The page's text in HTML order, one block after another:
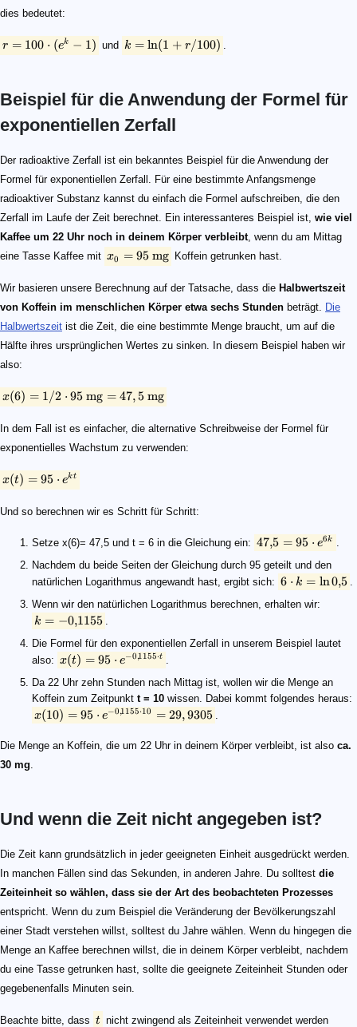
dies bedeutet:
r = 100 ⋅ (ek − 1) und k = ln(1 + r/100) .
Beispiel für die Anwendung der Formel für
exponentiellen Zerfall
Der radioaktive Zerfall ist ein bekanntes Beispiel für die Anwendung der
Formel für exponentiellen Zerfall. Für eine bestimmte Anfangsmenge
radioaktiver Substanz kannst du einfach die Formel aufschreiben, die den
Zerfall im Laufe der Zeit berechnet. Ein interessanteres Beispiel ist, wie viel
Kaffee um 22 Uhr noch in deinem Körper verbleibt, wenn du am Mittag
eine Tasse Kaffee mit
x_0 = 95\ \rm mg
x0 = 95 mg Koffein getrunken hast.
Wir basieren unsere Berechnung auf der Tatsache, dass die Halbwertszeit
von Koffein im menschlichen Körper etwa sechs Stunden beträgt. Die
Halbwertszeit ist die Zeit, die eine bestimmte Menge braucht, um auf die
Hälfte ihres ursprünglichen Wertes zu sinken. In diesem Beispiel haben wir
also:
x(6) = 1/2 \cdot 95 \text{ mg} = 47,5 \text{ mg}
x(6) = 1/2 ⋅ 95 mg = 47,5mg
In dem Fall ist es einfacher, die alternative Schreibweise der Formel für
exponentielles Wachstum zu verwenden:
x(t) = 95 \cdot e^{kt}
x(t) = 95 ⋅ ekt
Und so berechnen wir es Schritt für Schritt:
Setze x(6)= 47,5 und t = 6 in die Gleichung ein:
47,\!5 = 95 \cdot e^{6k}
47,5 = 95 ⋅ e6k .
Nachdem du beide Seiten der Gleichung durch 95 geteilt und den
natürlichen Logarithmus angewandt hast, ergibt sich:
6\cdot k = \ln 0,\!5
6 ⋅ k = ln0,5 .
Wenn wir den natürlichen Logarithmus berechnen, erhalten wir:
k = -0,\!1155
k = −0,1155 .
Die Formel für den exponentiellen Zerfall in unserem Beispiel lautet
also:
x(t) = 95 \cdot e^{-0,\!1155 \cdot t}
x(t) = 95 ⋅ e−0,1155⋅t .
Da 22 Uhr zehn Stunden nach Mittag ist, wollen wir die Menge an
Koffein zum Zeitpunkt t = 10 wissen. Dabei kommt folgendes heraus:
x(10) = 95 \cdot e^{-0,\!1155 \cdot 10} = 29,9305
x(10) = 95 ⋅ e−0,1155⋅10 = 29,9305 .
Die Menge an Koffein, die um 22 Uhr in deinem Körper verbleibt, ist also ca.
30 mg.
Und wenn die Zeit nicht angegeben ist?
Die Zeit kann grundsätzlich in jeder geeigneten Einheit ausgedrückt werden.
In manchen Fällen sind das Sekunden, in anderen Jahre. Du solltest die
Zeiteinheit so wählen, dass sie der Art des beobachteten Prozesses
entspricht. Wenn du zum Beispiel die Veränderung der Bevölkerungszahl
einer Stadt verstehen willst, solltest du Jahre wählen. Wenn du hingegen die
Menge an Kaffee berechnen willst, die in deinem Körper verbleibt, nachdem
du eine Tasse getrunken hast, sollte die geeignete Zeiteinheit Stunden oder
gegebenenfalls Minuten sein.
Beachte bitte, dass
t
t nicht zwingend als Zeiteinheit verwendet werden